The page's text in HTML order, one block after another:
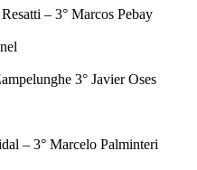
– 3° Marcos Pebay
3° Javier Oses
– 3° Marcelo Palminteri